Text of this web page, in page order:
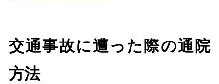
交通事故に遭った際の通院
方法